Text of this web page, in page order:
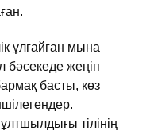
ұлғайған мына
бәсекеде жеңiп
басты, көз
тiлiнiң